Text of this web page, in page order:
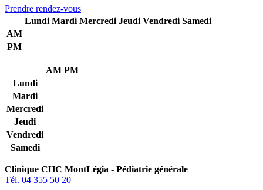
Prendre rendez-vous
Lundi Mardi Mercredi Jeudi Vendredi Samedi
AM
PM
AM PM
Lundi
Mardi
Mercredi
Jeudi
Vendredi
Samedi
Clinique CHC MontLégia - Pédiatrie générale
Tél. 04 355 50 20